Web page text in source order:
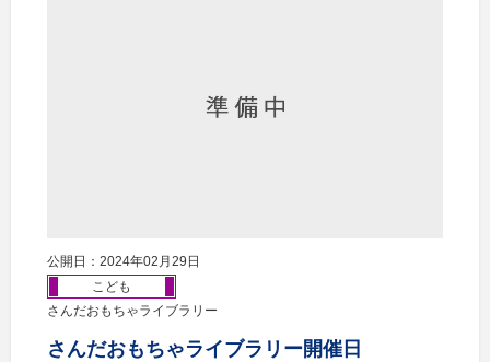
公開日：2024年02月29日
こども
さんだおもちゃライブラリー
さんだおもちゃライブラリー開催日